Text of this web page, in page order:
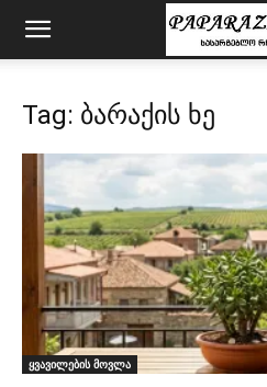
Tag: ბარაქის ხე
ყვავილების მოვლა